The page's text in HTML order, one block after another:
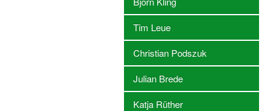
Tim Leue
Christian Podszuk
Julian Brede
Katja Rüther